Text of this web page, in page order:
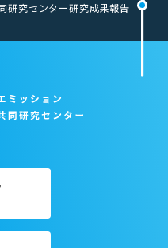
研究センター研究成果報告